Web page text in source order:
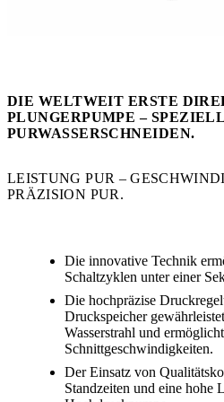
DIE WELTWEIT ERSTE
PLUNGERPUMPE –
PURWASSERSCHNEIDEN.
LEISTUNG PUR –
PRÄZISION PUR.
Die innovative Technik
Schaltzyklen unter einer
Die hochpräzise
Druckspeicher
Wasserstrahl und
Schnittgeschwindigkeiten.
Der Einsatz von
Standzeiten und eine hohe